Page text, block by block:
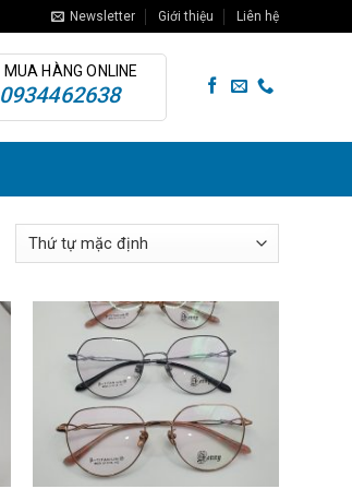
Newsletter Giới thiệu Liên hệ
MUA HÀNG ONLINE
0934462638